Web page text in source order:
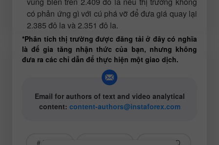
có phản ứng gì với cú phá vỡ để đưa giá quay lại
2.385 đô la và 2.351 đô la.
*Phân tích thị trường được đăng tải ở đây có nghĩa
là để gia tăng nhận thức của bạn, nhưng không
đưa ra các chỉ dẫn để thực hiện một giao dịch.
Email for authors of text and video analytical
content: content-authors@instaforex.com
# Bitcoin # BTCUSD